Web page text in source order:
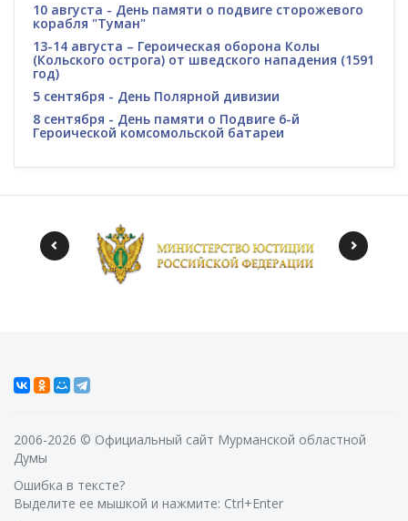
10 августа - День памяти о подвиге сторожевого
корабля "Туман"
13-14 августа – Героическая оборона Колы
(Кольского острога) от шведского нападения (1591
год)
5 сентября - День Полярной дивизии
8 сентября - День памяти о Подвиге 6-й
Героической комсомольской батареи
2006-2026 © Официальный сайт Мурманской областной
Думы
Ошибка в тексте?
Выделите ее мышкой и нажмите: Ctrl+Enter